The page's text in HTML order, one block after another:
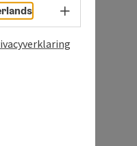
Taalkeuze -